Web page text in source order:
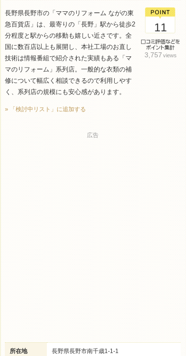
長野県長野市の「ママのリフォーム ながの東
急百貨店」は、最寄りの「長野」駅から徒歩2
分程度と駅からの移動も嬉しい近さです。全
国に数百店以上も展開し、本社工場のお直し
技術は情報番組で紹介された実績もある「マ
マのリフォーム」系列店。一般的な衣類の補
修について幅広く相談できるので利用しやす
く、系列店の規模にも安心感があります。
» 「検討中リスト」に追加する
11
3,757 views
所在地
長野県長野市南千歳1-1-1